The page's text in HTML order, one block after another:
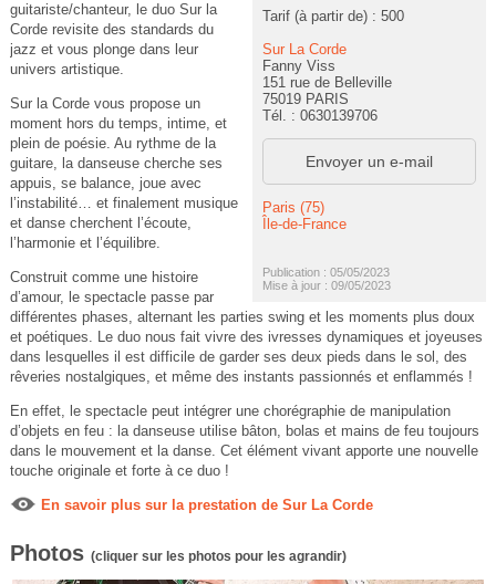
Tarif (à partir de) : 500
Sur La Corde
Fanny Viss
151 rue de Belleville
75019 PARIS
Tél. : 0630139706
Envoyer un e-mail
Paris (75)
Île-de-France
Publication : 05/05/2023
Mise à jour : 09/05/2023
guitariste/chanteur, le duo Sur la
Corde revisite des standards du
jazz et vous plonge dans leur
univers artistique.
Sur la Corde vous propose un
moment hors du temps, intime, et
plein de poésie. Au rythme de la
guitare, la danseuse cherche ses
appuis, se balance, joue avec
l’instabilité… et finalement musique
et danse cherchent l’écoute,
l’harmonie et l’équilibre.
Construit comme une histoire
d’amour, le spectacle passe par
différentes phases, alternant les parties swing et les moments plus doux
et poétiques. Le duo nous fait vivre des ivresses dynamiques et joyeuses
dans lesquelles il est difficile de garder ses deux pieds dans le sol, des
rêveries nostalgiques, et même des instants passionnés et enflammés !
En effet, le spectacle peut intégrer une chorégraphie de manipulation
d’objets en feu : la danseuse utilise bâton, bolas et mains de feu toujours
dans le mouvement et la danse. Cet élément vivant apporte une nouvelle
touche originale et forte à ce duo !
En savoir plus sur la prestation de Sur La Corde
Photos (cliquer sur les photos pour les agrandir)